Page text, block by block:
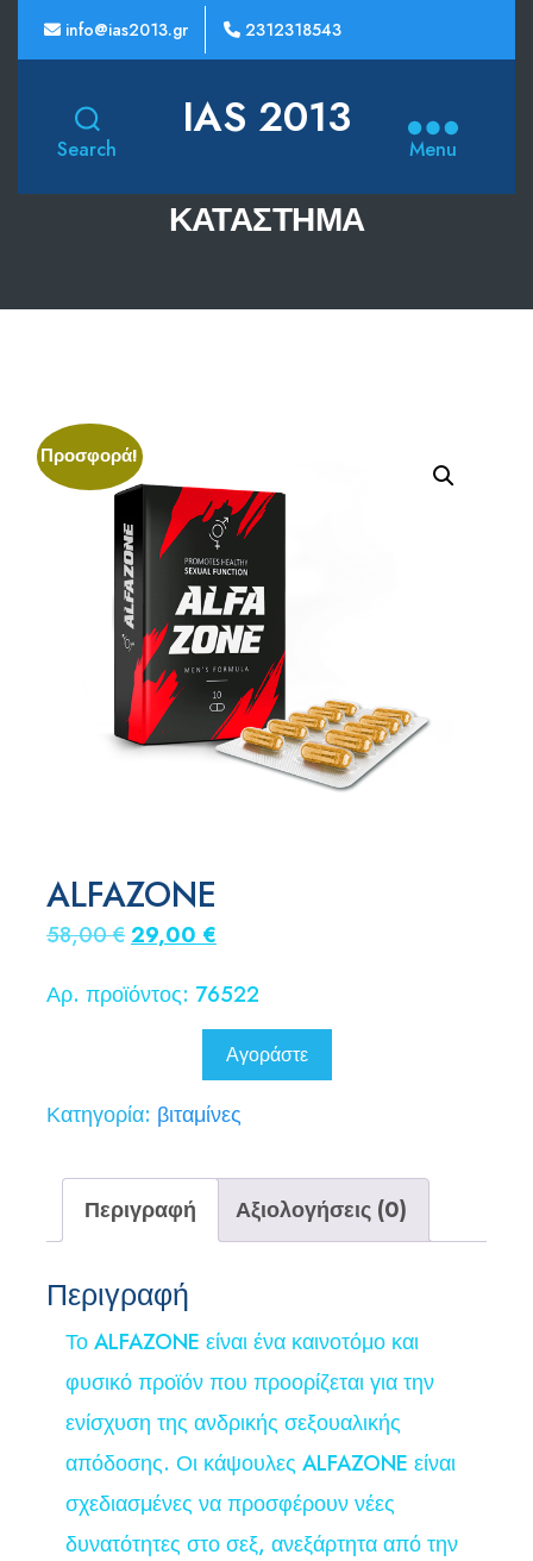
info@ias2013.gr 2312318543
Search
IAS 2013
Menu
ΚΑΤΆΣΤΗΜΑ
Προσφορά!
ALFAZONE
58,00€Original
29,00 €
είναι:
Αρ. προϊόντος: 76522
Αγοράστε
Κατηγορία: βιταμίνες
Περιγραφή Αξιολογήσεις (0)
Περιγραφή
Το ALFAZONE είναι ένα καινοτόμο και
φυσικό προϊόν που προορίζεται για την
ενίσχυση της ανδρικής σεξουαλικής
απόδοσης. Οι κάψουλες ALFAZONE είναι
σχεδιασμένες να προσφέρουν νέες
δυνατότητες στο σεξ, ανεξάρτητα από την